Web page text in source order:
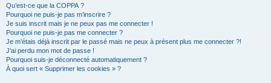
Qu’est-ce que la COPPA ?
Pourquoi ne puis-je pas m’inscrire ?
Je suis inscrit mais je ne peux pas me connecter !
Pourquoi ne puis-je pas me connecter ?
Je m’étais déjà inscrit par le passé mais ne peux à présent plus me connecter ?!
J’ai perdu mon mot de passe !
Pourquoi suis-je déconnecté automatiquement ?
À quoi sert « Supprimer les cookies » ?